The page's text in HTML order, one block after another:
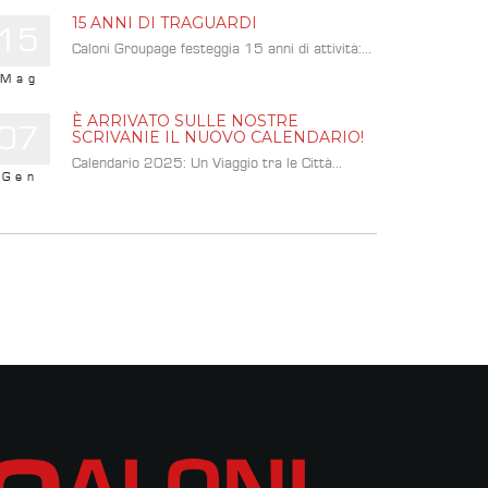
Mag
15 ANNI DI TRAGUARDI
Caloni Groupage festeggia 15 anni di attività:...
Gen
È ARRIVATO SULLE NOSTRE
SCRIVANIE IL NUOVO CALENDARIO!
Calendario 2025: Un Viaggio tra le Città...